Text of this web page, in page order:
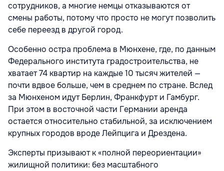
сотрудников, а многие немцы отказываются от
смены работы, потому что просто не могут позволить
себе переезд в другой город.
Особенно остра проблема в Мюнхене, где, по данным
Федерального института градостроительства, не
хватает 74 квартир на каждые 10 тысяч жителей —
почти вдвое больше, чем в среднем по стране. Вслед
за Мюнхеном идут Берлин, Франкфурт и Гамбург.
При этом в восточной части Германии аренда
остается относительно стабильной, за исключением
крупных городов вроде Лейпцига и Дрездена.
Эксперты призывают к «полной переориентации»
жилищной политики: без масштабного